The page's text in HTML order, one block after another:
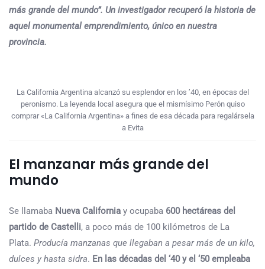
más grande del mundo”. Un investigador recuperó la historia de
aquel monumental emprendimiento, único en nuestra
provincia.
La California Argentina alcanzó su esplendor en los ’40, en épocas del
peronismo. La leyenda local asegura que el mismísimo Perón quiso
comprar «La California Argentina» a fines de esa década para regalársela
a Evita
El manzanar más grande del
mundo
Se llamaba Nueva California y ocupaba 600 hectáreas del
partido de Castelli, a poco más de 100 kilómetros de La
Plata. Producía manzanas que llegaban a pesar más de un kilo,
dulces y hasta sidra. En las décadas del ‘40 y el ‘50 empleaba